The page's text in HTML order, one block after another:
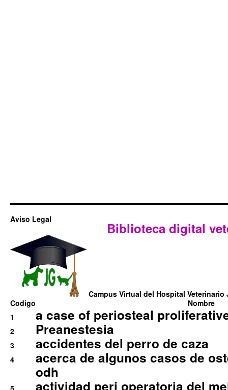
Aviso Legal
Biblioteca digital
Campus Virtual del Hospital Veterinario
Codigo
Nombre
1
a case of periosteal
2 Preanestesia
3 accidentes del perro de caza
4
acerca de algunos casos de
odh
actividad peri operatoria del